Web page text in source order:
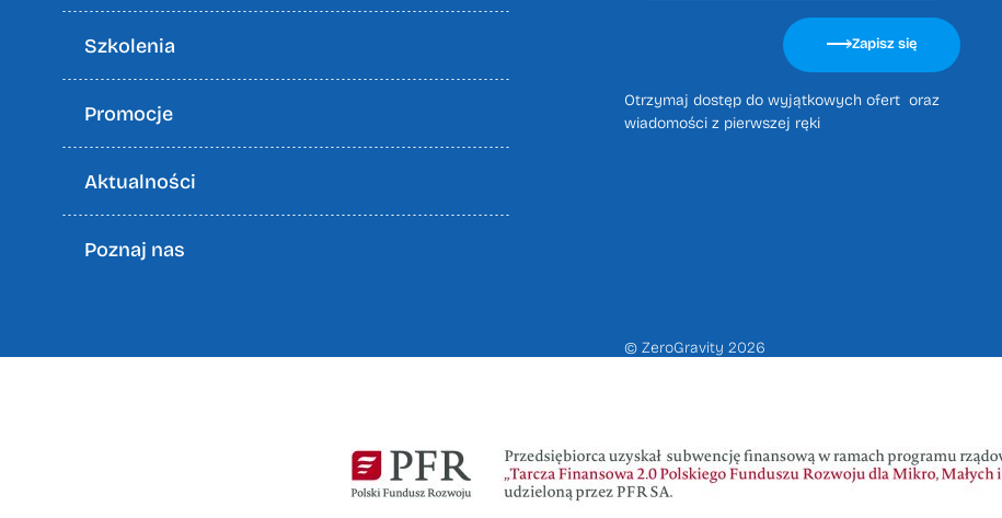
Szkolenia
Promocje
Aktualności
Poznaj nas
empty.
Zapisz się
Otrzymaj dostęp do wyjątkowych ofert oraz
wiadomości z pierwszej ręki
© ZeroGravity 2026